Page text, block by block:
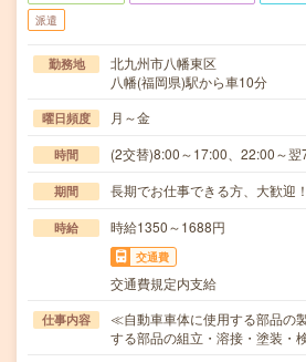
派遣
勤務地
北九州市八幡東区
八幡(福岡県)駅から車10分
曜日頻度 月～金
時間 (2交替)8:00～17:00、22:00～翌
期間 長期でお仕事できる方、大歓迎！
時給 時給1350～1688円
交通費
交通費規定内支給
仕事内容
≪自動車車体に使用する部品の
する部品の組立・溶接・塗装・